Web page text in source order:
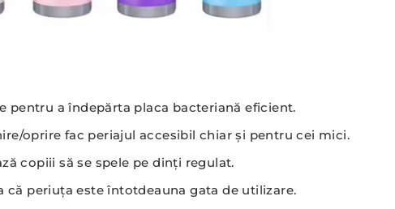
pentru a îndepărta placa bacteriană eficient.
oprire fac periajul accesibil chiar și pentru cei mici.
copiii să se spele pe dinți regulat.
periuța este întotdeauna gata de utilizare.